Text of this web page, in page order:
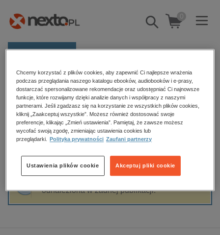
Pokaż/schowaj
wyszukiwarkę
0
E-prasa
Kategorie
Zobacz wszystkie E-prasa
budownictwo, aranżacja wnętrz
biznesowe, branżowe, gospodarka
edukacja
hobby, sport, rozrywka
komputery, internet, technologie, informatyka
Strona główna Iwona Kusio-Szalak
Iwona Kusio-Szalak
Sortowanie Filtrowanie
odnaleziona w żadnej publikacji.
Chcemy korzystać z plików cookies, aby zapewnić Ci najlepsze wrażenia
podczas przeglądania naszego katalogu ebooków, audiobooków i e-prasy,
dostarczać spersonalizowane rekomendacje oraz udostępniać Ci najnowsze
funkcje, które rozwijamy dzięki analizie danych i współpracy z naszymi
partnerami. Jeśli zgadzasz się na korzystanie ze wszystkich plików cookies,
kliknij „Zaakceptuj wszystkie”. Możesz również dostosować swoje
preferencje, klikając „Zmień ustawienia”. Pamiętaj, że zawsze możesz
wycofać swoją zgodę, zmieniając ustawienia cookies lub
przeglądarki.
Polityka prywatności Zaufani partnerzy
Akceptuj pliki cookie
Ustawienia plików cookie